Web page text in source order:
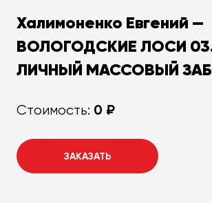
Халимоненко Евгений —
ВОЛОГОДСКИЕ ЛОСИ
ЛИЧНЫЙ МАССОВЫЙ
Стоимость: 0 ₽
ЗАКАЗАТЬ